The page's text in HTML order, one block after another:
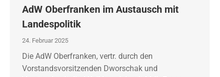
AdW Oberfranken im Austausch mit
Landespolitik
24. Februar 2025
Die AdW Oberfranken, vertr. durch den
Vorstandsvorsitzenden Dworschak und